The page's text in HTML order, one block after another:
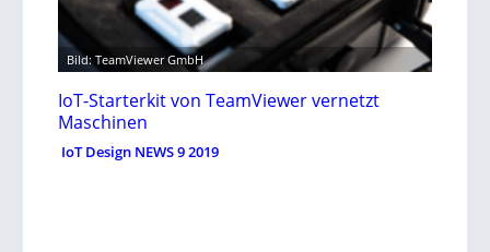
Bild: TeamViewer GmbH
IoT-Starterkit von TeamViewer vernetzt
Maschinen
IoT Design NEWS 9 2019